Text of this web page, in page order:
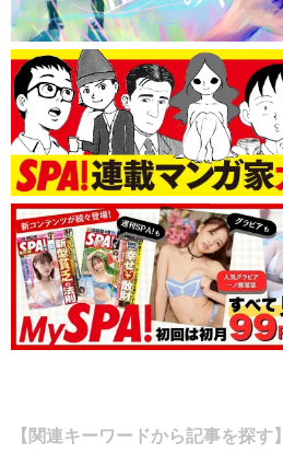
【関連キーワードから記事を探す】